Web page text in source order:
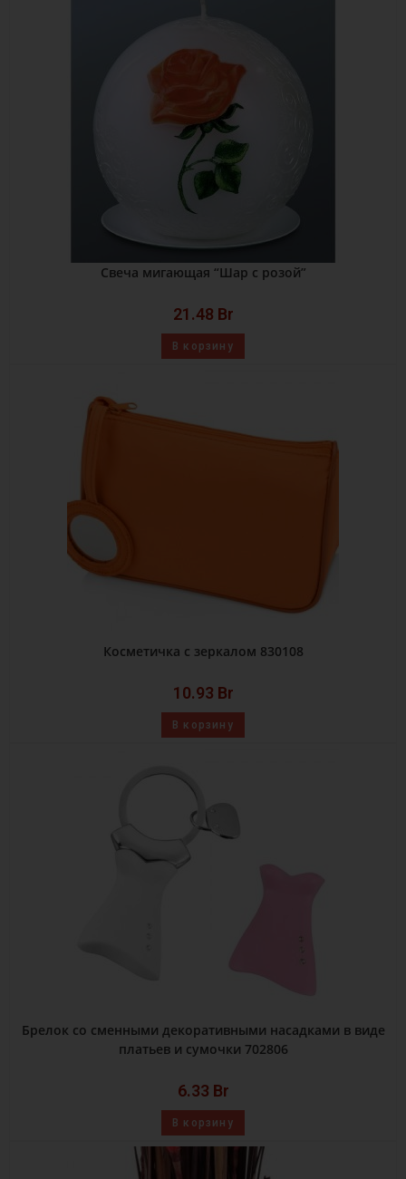
Свеча мигающая “Шар с розой”
21.48 Br
В корзину
Косметичка с зеркалом 830108
10.93 Br
В корзину
Брелок со сменными декоративными насадками в виде
платьев и сумочки 702806
6.33 Br
В корзину